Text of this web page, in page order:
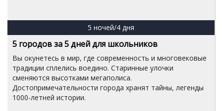
5 ночей/4 дня
5 городов за 5 дней для школьников
Вы окунетесь в мир, где современность и многовековые
традиции сплелись воедино. Старинные улочки
сменяются высотками мегаполиса.
Достопримечательности города хранят тайны, легенды
1000-летней истории.